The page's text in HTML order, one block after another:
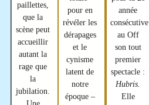
paillettes,
que la
scène peut
accueillir
autant la
rage que
la
jubilation.
pour en
révéler les
dérapages
et le
cynisme
latent de
notre
époque –
année
consécutive
au Off
son tout
premier
spectacle :
Hubris.
Elle